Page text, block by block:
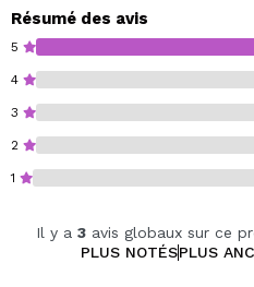
S127
S130
S131
S134
S136
Il comprend une trousse de
Résumé des avis
5
4
3
2
1
Il y a 3avis globaux sur ce
PLUS NOTÉSPLUS